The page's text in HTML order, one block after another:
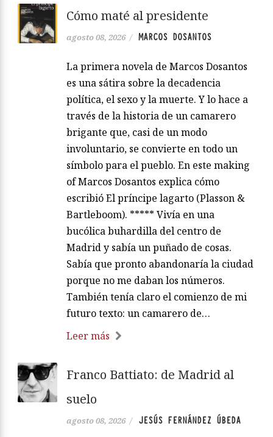
Cómo maté al presidente
agosto 08, 2026 / MARCOS DOSANTOS
La primera novela de Marcos Dosantos
es una sátira sobre la decadencia
política, el sexo y la muerte. Y lo hace a
través de la historia de un camarero
brigante que, casi de un modo
involuntario, se convierte en todo un
símbolo para el pueblo. En este making
of Marcos Dosantos explica cómo
escribió El príncipe lagarto (Plasson &
Bartleboom). ***** Vivía en una
bucólica buhardilla del centro de
Madrid y sabía un puñado de cosas.
Sabía que pronto abandonaría la ciudad
porque no me daban los números.
También tenía claro el comienzo de mi
futuro texto: un camarero de…
Leer más
Franco Battiato: de Madrid al
suelo
agosto 08, 2026 / JESÚS FERNÁNDEZ ÚBEDA